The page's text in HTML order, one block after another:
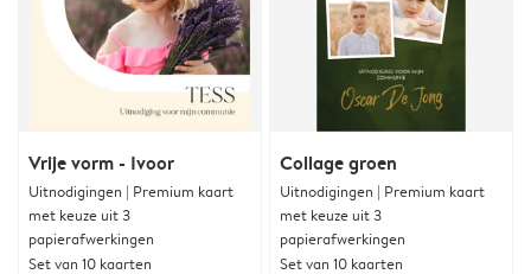
Vrije vorm - Ivoor
Uitnodigingen | Premium kaart
met keuze uit 3
papierafwerkingen
Set van 10 kaarten
Collage groen
Uitnodigingen | Premium kaart
met keuze uit 3
papierafwerkingen
Set van 10 kaarten